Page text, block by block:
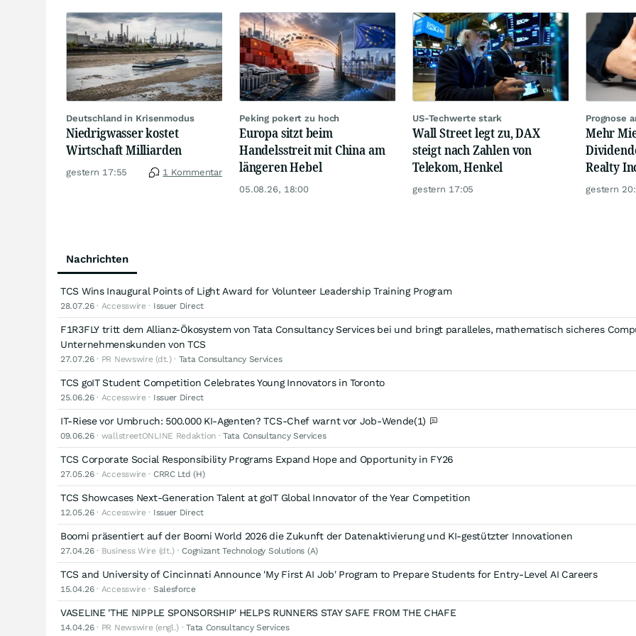
Deutschland in Krisenmodus
Niedrigwasser kostet
Wirtschaft Milliarden
gestern 17:55 1 Kommentar
Peking pokert zu hoch
Europa sitzt beim
Handelsstreit mit China am
längeren Hebel
05.08.26, 18:00
US-Techwerte stark
Wall Street legt zu, DAX
steigt nach Zahlen von
Telekom, Henkel
gestern 17:05
Prognose
Mehr
Realty
auf
gestern
Nachrichten
TCS Wins Inaugural Points of Light Award for Volunteer Leadership Training Program
28.07.26· Accesswire · Issuer Direct
F1R3FLY tritt dem Allianz-Ökosystem von Tata Consultancy Services bei und bringt paralleles, mathematisch sicheres
Unternehmenskunden von TCS
27.07.26· PR Newswire (dt.) · Tata Consultancy Services
TCS goIT Student Competition Celebrates Young Innovators in Toronto
25.06.26· Accesswire · Issuer Direct
IT-Riese vor Umbruch: 500.000 KI-Agenten? TCS-Chef warnt vor Job-Wende(1)
09.06.26· wallstreetONLINE Redaktion ·Tata Consultancy Services
TCS Corporate Social Responsibility Programs Expand Hope and Opportunity in FY26
27.05.26· Accesswire · CRRC Ltd (H)
TCS Showcases Next-Generation Talent at goIT Global Innovator of the Year Competition
12.05.26· Accesswire · Issuer Direct
Boomi präsentiert auf der Boomi World 2026 die Zukunft der Datenaktivierung und KI-gestützter Innovationen
27.04.26· Business Wire (dt.) ·Cognizant Technology Solutions (A)
TCS and University of Cincinnati Announce 'My First AI Job' Program to Prepare Students for Entry-Level AI Careers
15.04.26· Accesswire · Salesforce
VASELINE 'THE NIPPLE SPONSORSHIP' HELPS RUNNERS STAY SAFE FROM THE CHAFE
14.04.26· PR Newswire (engl.) ·Tata Consultancy Services